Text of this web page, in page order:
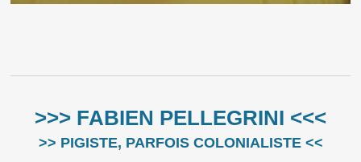
>>> FABIEN PELLEGRINI <<<
>> PIGISTE, PARFOIS COLONIALISTE <<